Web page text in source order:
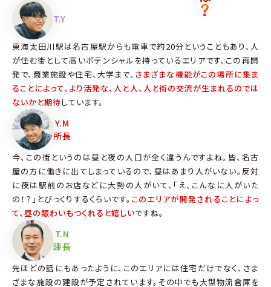
T.Y
東海太田川駅は名古屋駅からも電車で約20分ということもあり、人
が住む街として高いポテンシャルを持っているエリアです。この再開
発で、商業施設や住宅、大学まで、 さまざまな機能がこの場所に集ま
ることによって、より活発な、人と人、人と街の交流が生まれるのでは
ないかと期待しています。
Y.M
所長
今、この街というのは昼と夜の人口が全く違うんですよね。皆、名古
屋の方に働きに出てしまっているので、昼はあまり人がいない。反対
に夜は駅前のお店などに大勢の人がいて、「え、こんなに人がいた
の！？」とびっくりするくらいです。 このエリアが開発されることによっ
て、昼の賑わいもつくれると嬉しいですね。
T.N
課長
先ほどの話にもあったように、このエリアには住宅だけでなく、さま
ざまな施設の建設が予定されています。その中でも大型物流倉庫を